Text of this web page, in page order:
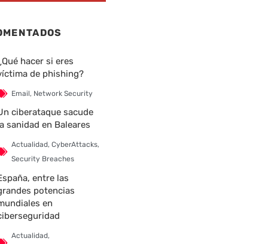
hacer si eres
de phishing?
Email, Network Security
ciberataque sacude
sanidad en Baleares
Actualidad, CyberAttacks,
Security Breaches
entre las
potencias
en
Actualidad,